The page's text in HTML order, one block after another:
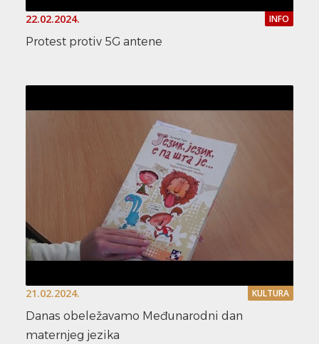
22.02.2024. INFO
Protest protiv 5G antene
21.02.2024. KULTURA
Danas obeležavamo Međunarodni dan
maternjeg jezika